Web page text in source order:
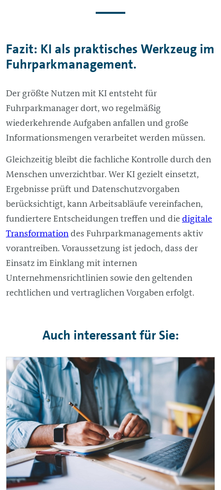
Fazit: KI als praktisches Werkzeug im
Fuhrparkmanagement.
Der größte Nutzen mit KI entsteht für
Fuhrparkmanager dort, wo regelmäßig
wiederkehrende Aufgaben anfallen und große
Informationsmengen verarbeitet werden müssen.
Gleichzeitig bleibt die fachliche Kontrolle durch den
Menschen unverzichtbar. Wer KI gezielt einsetzt,
Ergebnisse prüft und Datenschutzvorgaben
berücksichtigt, kann Arbeitsabläufe vereinfachen,
fundiertere Entscheidungen treffen und die digitale
Transformationdes Fuhrparkmanagements aktiv
vorantreiben. Voraussetzung ist jedoch, dass der
Einsatz im Einklang mit internen
Unternehmensrichtlinien sowie den geltenden
rechtlichen und vertraglichen Vorgaben erfolgt.
Auch interessant für Sie: